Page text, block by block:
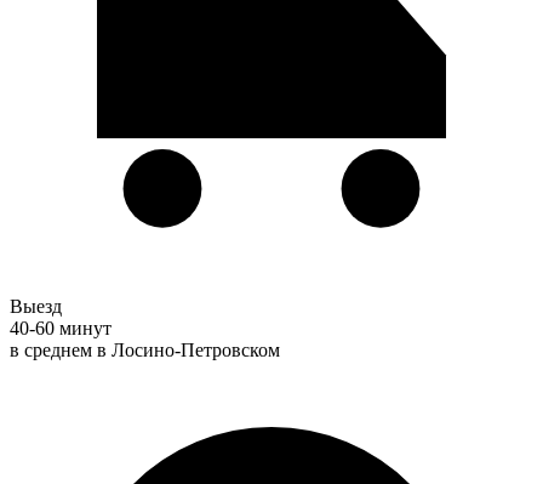
Выезд
40-60 минут
в среднем в Лосино-Петровском